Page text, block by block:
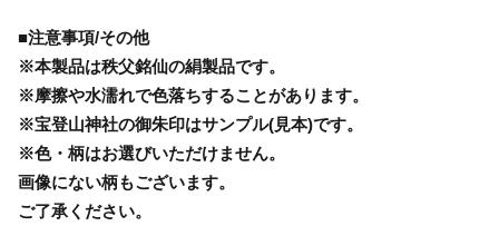
■注意事項/その他
※本製品は秩父銘仙の絹製品です。
※摩擦や水濡れで色落ちすることがあります。
※宝登山神社の御朱印はサンプル(見本)です。
※色・柄はお選びいただけません。
画像にない柄もございます。
ご了承ください。